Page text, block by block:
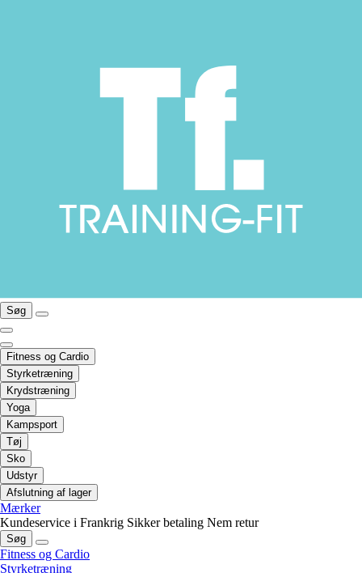
Søg
Fitness og Cardio
Styrketræning
Krydstræning
Yoga
Kampsport
Tøj
Sko
Udstyr
Afslutning af lager
Mærker
Kundeservice i Frankrig Sikker betaling Nem retur
Søg
Fitness og Cardio
Styrketræning